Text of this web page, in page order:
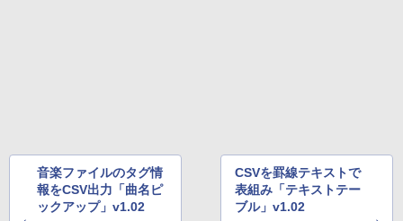
音楽ファイルのタグ情
報をCSV出力「曲名ピ
ックアップ」v1.02
CSVを罫線テキストで
表組み「テキストテー
ブル」v1.02